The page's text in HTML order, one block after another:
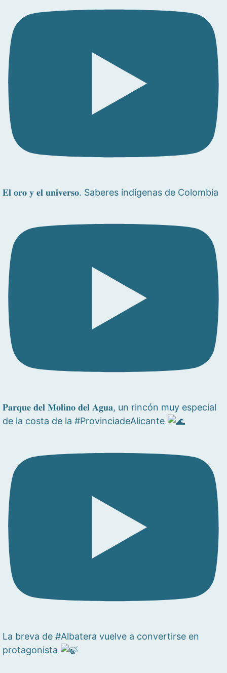
𝐄𝐥 𝐨𝐫𝐨 𝐲 𝐞𝐥 𝐮𝐧𝐢𝐯𝐞𝐫𝐬𝐨. Saberes indígenas de Colombia
𝐏𝐚𝐫𝐪𝐮𝐞 𝐝𝐞𝐥 𝐌𝐨𝐥𝐢𝐧𝐨 𝐝𝐞𝐥 𝐀𝐠𝐮𝐚, un rincón muy especial
de la costa de la #ProvinciadeAlicante
La breva de #Albatera vuelve a convertirse en
protagonista